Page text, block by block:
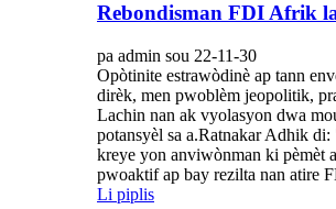
Rebondisman FDI Afrik
pa admin sou 22-11-30
Opòtinite estrawòdinè ap tann
dirèk, men pwoblèm jeopolitik,
Lachin nan ak vyolasyon dwa
potansyèl sa a.Ratnakar Adhik
kreye yon anviwònman ki pèmèt
pwoaktif ap bay rezilta nan atire
Li piplis